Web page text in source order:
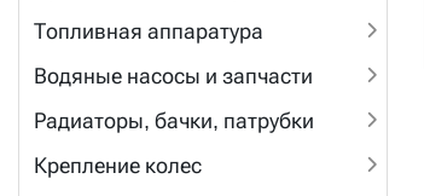
Топливная аппаратура
Водяные насосы и запчасти
Радиаторы, бачки, патрубки
Крепление колес